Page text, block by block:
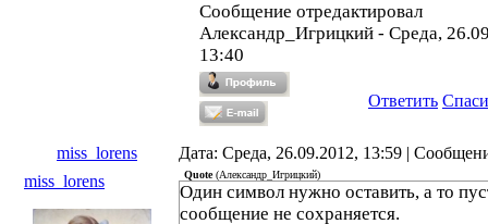
Сообщение отредактировал
Александр_Игрицкий - Среда,
13:40
Ответить
miss_lorens
Дата: Среда, 26.09.2012, 13:59 |
miss_lorens
Quote(Александр_Игрицкий)
Один символ нужно оставить, а то
сообщение не сохраняется.